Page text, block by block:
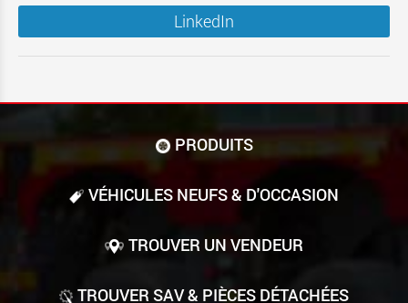
LinkedIn
PRODUITS
VÉHICULES NEUFS & D'OCCASION
TROUVER UN VENDEUR
TROUVER SAV & PIÈCES DÉTACHÉES